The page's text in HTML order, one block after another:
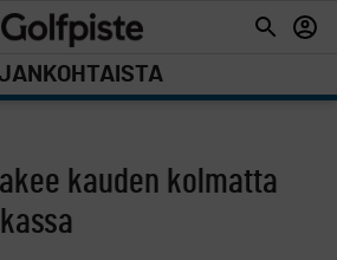
kauden kolmatta